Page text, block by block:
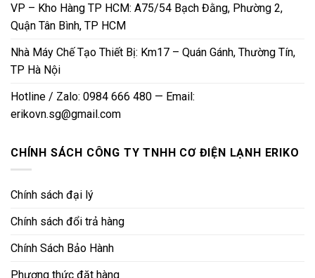
VP – Kho Hàng TP HCM: A75/54 Bạch Đằng, Phường 2,
Quận Tân Bình, TP HCM
Nhà Máy Chế Tạo Thiết Bị: Km17 – Quán Gánh, Thường Tín,
TP Hà Nội
Hotline / Zalo: 0984 666 480 — Email:
erikovn.sg@gmail.com
CHÍNH SÁCH CÔNG TY TNHH CƠ ĐIỆN LẠNH ERIKO
Chính sách đại lý
Chính sách đổi trả hàng
Chính Sách Bảo Hành
Phương thức đặt hàng